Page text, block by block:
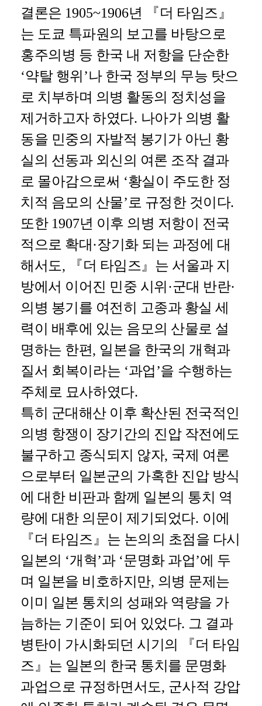
결론은 1905~1906년 『더 타임즈 』
는 도쿄 특파원의 보고를 바탕으로
홍주의병 등 한국 내 저항을 단순한
‘약탈 행위 ’나 한국 정부의 무능 탓으
로 치부하며 의병 활동의 정치성을
제거하고자 하였다. 나아가 의병 활
동을 민중의 자발적 봉기가 아닌 황
실의 선동과 외신의 여론 조작 결과
로 몰아감으로써 ‘황실이 주도한 정
치적 음모의 산물’ 로 규정한 것이다.
또한 1907년 이후 의병 저항이 전국
적으로 확대 ·장기화 되는 과정에 대
해서도, 『더 타임즈 』 는 서울과 지
방에서 이어진 민중 시위 ·군대 반란·
의병 봉기를 여전히 고종과 황실 세
력이 배후에 있는 음모의 산물로 설
명하는 한편, 일본을 한국의 개혁과
질서 회복이라는 ‘과업’을 수행하는
주체로 묘사하였다.
특히 군대해산 이후 확산된 전국적인
의병 항쟁이 장기간의 진압 작전에도
불구하고 종식되지 않자, 국제 여론
으로부터 일본군의 가혹한 진압 방식
에 대한 비판과 함께 일본의 통치 역
량에 대한 의문이 제기되었다. 이에
『더 타임즈 』 는 논의의 초점을 다시
일본의 ‘개혁’과 ‘문명화 과업’에 두
며 일본을 비호하지만, 의병 문제는
이미 일본 통치의 성패와 역량을 가
늠하는 기준이 되어 있었다. 그 결과
병탄이 가시화되던 시기의
『더 타임
즈 』 는 일본의 한국 통치를 문명화
과업으로 규정하면서도, 군사적 강압